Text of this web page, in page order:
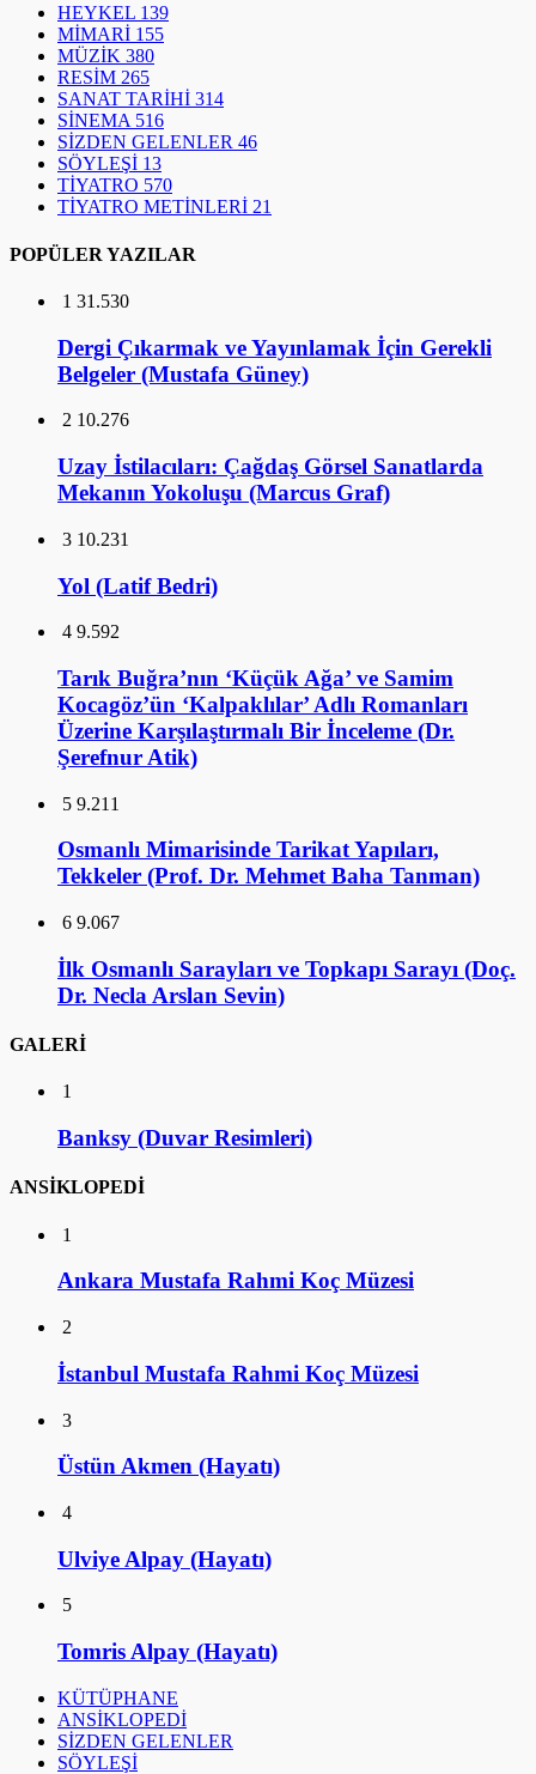
HEYKEL 139
MİMARİ 155
MÜZİK 380
RESİM 265
SANAT TARİHİ 314
SİNEMA 516
SİZDEN GELENLER 46
SÖYLEŞİ 13
TİYATRO 570
TİYATRO METİNLERİ 21
POPÜLER YAZILAR
1 31.530
Dergi Çıkarmak ve Yayınlamak İçin Gerekli
Belgeler (Mustafa Güney)
2 10.276
Uzay İstilacıları: Çağdaş Görsel Sanatlarda
Mekanın Yokoluşu (Marcus Graf)
3 10.231
Yol (Latif Bedri)
4 9.592
Tarık Buğra’nın ‘Küçük Ağa’ ve Samim
Kocagöz’ün ‘Kalpaklılar’ Adlı Romanları
Üzerine Karşılaştırmalı Bir İnceleme (Dr.
Şerefnur Atik)
5 9.211
Osmanlı Mimarisinde Tarikat Yapıları,
Tekkeler (Prof. Dr. Mehmet Baha Tanman)
6 9.067
İlk Osmanlı Sarayları ve Topkapı Sarayı (Doç.
Dr. Necla Arslan Sevin)
GALERİ
1
Banksy (Duvar Resimleri)
ANSİKLOPEDİ
1
Ankara Mustafa Rahmi Koç Müzesi
2
İstanbul Mustafa Rahmi Koç Müzesi
3
Üstün Akmen (Hayatı)
4
Ulviye Alpay (Hayatı)
5
Tomris Alpay (Hayatı)
KÜTÜPHANE
ANSİKLOPEDİ
SİZDEN GELENLER
SÖYLEŞİ